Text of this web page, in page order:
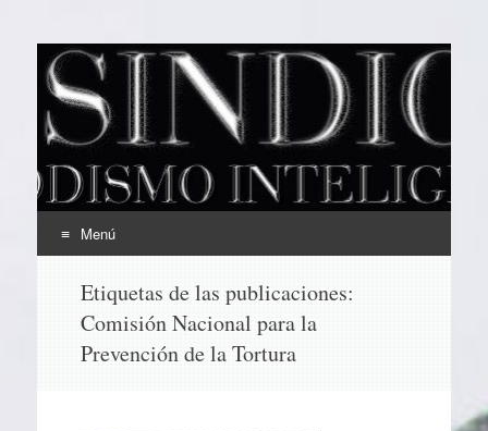
EL SINDICAL
Periodismo Inteligente
Menú
contenido
Etiquetas de las publicaciones:
Comisión Nacional para la
Prevención de la Tortura